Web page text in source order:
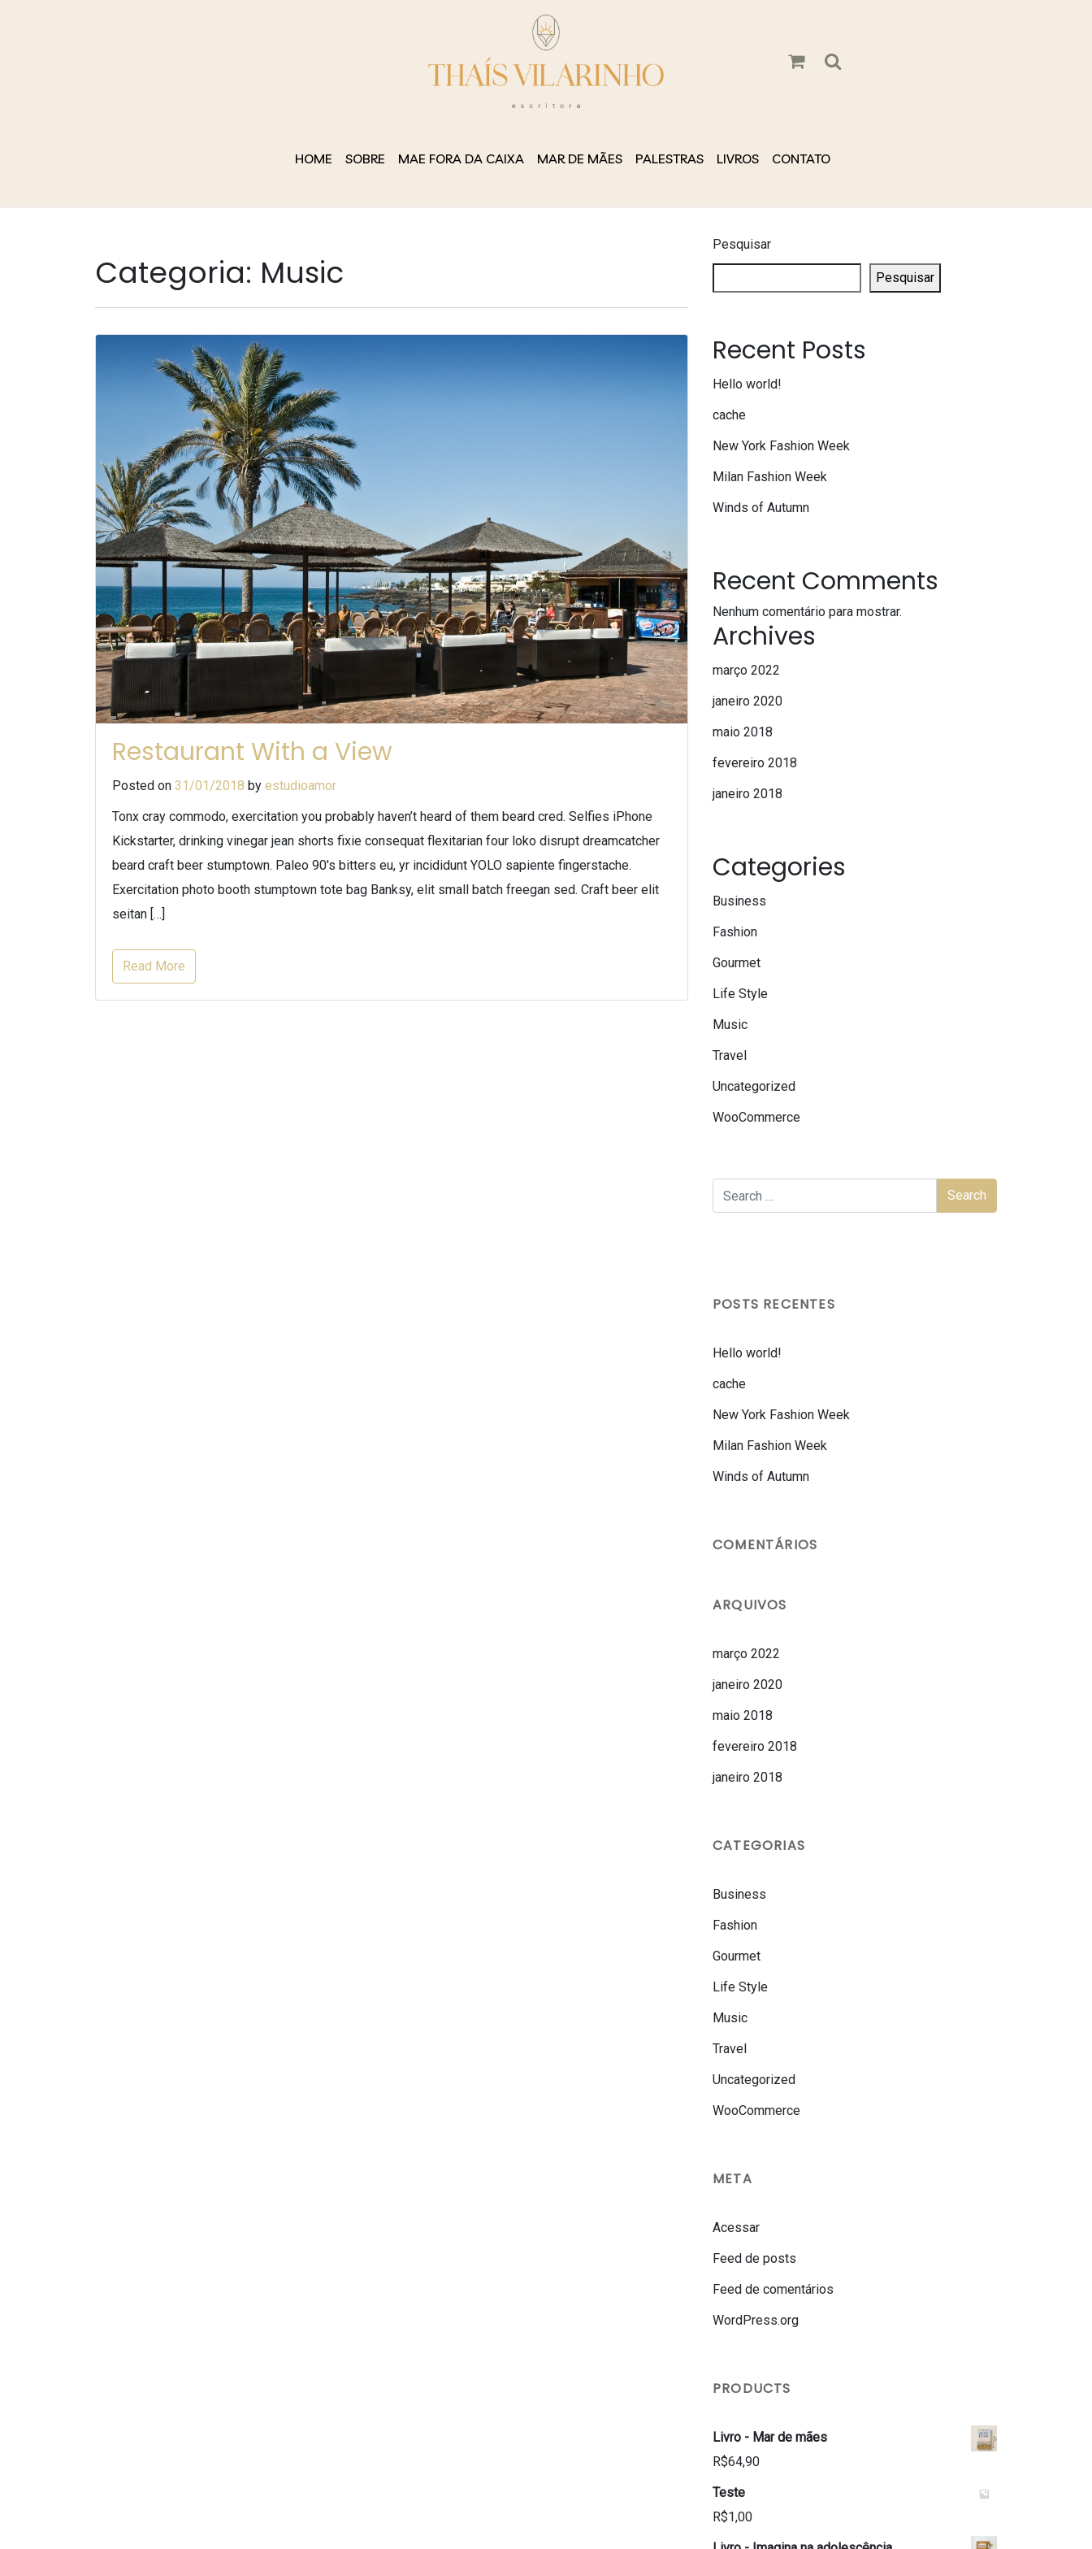
HOME SOBRE MAE FORA DA CAIXA MAR DE MÃES PALESTRAS LIVROS CONTATO
Categoria: Music
Restaurant With a View
Posted on 31/01/2018 by estudioamor
Tonx cray commodo, exercitation you probably haven’t heard of them beard cred. Selfies iPhone
Kickstarter, drinking vinegar jean shorts fixie consequat flexitarian four loko disrupt dreamcatcher
beard craft beer stumptown. Paleo 90′s bitters eu, yr incididunt YOLO sapiente fingerstache.
Exercitation photo booth stumptown tote bag Banksy, elit small batch freegan sed. Craft beer elit
seitan […]
Read More
Pesquisar
Pesquisar
Recent Posts
Hello world!
cache
New York Fashion Week
Milan Fashion Week
Winds of Autumn
Recent Comments
Nenhum comentário para mostrar.
Archives
março 2022
janeiro 2020
maio 2018
fevereiro 2018
janeiro 2018
Categories
Business
Fashion
Gourmet
Life Style
Music
Travel
Uncategorized
WooCommerce
POSTS RECENTES
Hello world!
cache
New York Fashion Week
Milan Fashion Week
Winds of Autumn
COMENTÁRIOS
ARQUIVOS
março 2022
janeiro 2020
maio 2018
fevereiro 2018
janeiro 2018
CATEGORIAS
Business
Fashion
Gourmet
Life Style
Music
Travel
Uncategorized
WooCommerce
META
Acessar
Feed de posts
Feed de comentários
WordPress.org
PRODUCTS
Livro - Mar de mães
R$64,90
Teste
R$1,00